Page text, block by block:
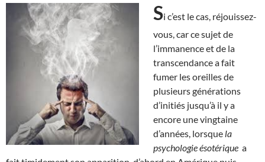
Si c’est le cas, réjouissez-
vous, car ce sujet de
l’immanence et de la
transcendance a fait
fumer les oreilles de
plusieurs générations
d’initiés jusqu’à il y a
encore une vingtaine
d’années, lorsque la
psychologie ésotérique a